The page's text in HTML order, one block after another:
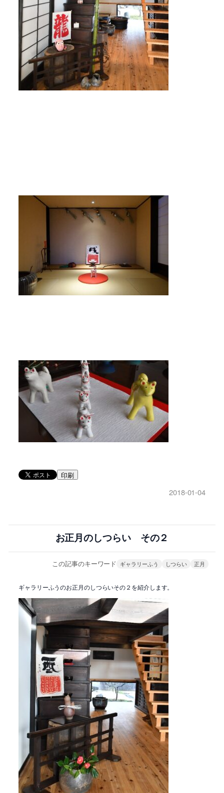
印刷
2018-01-04
お正月のしつらい その２
この記事のキーワード ギャラリーふう しつらい 正月
ギャラリーふうのお正月のしつらいその２を紹介します。